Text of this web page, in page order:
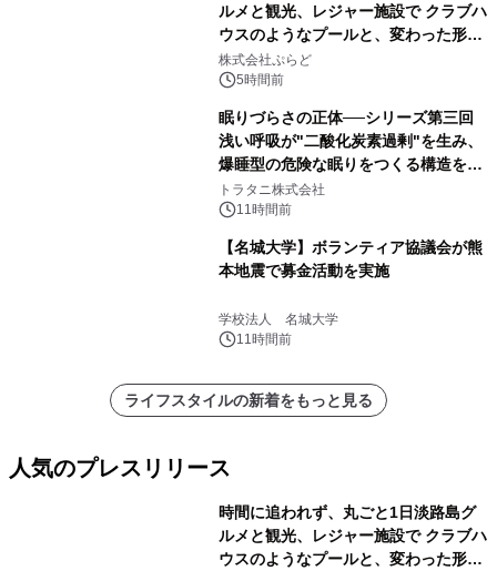
ルメと観光、レジャー施設で クラブハ
ウスのようなプールと、変わった形の
サウナも 「THE BOXY AWAJI」のお
得な素泊まり連泊プランで
株式会社ぷらど
5時間前
眠りづらさの正体──シリーズ第三回
浅い呼吸が"二酸化炭素過剰"を生み、
爆睡型の危険な眠りをつくる構造を解
説
トラタニ株式会社
11時間前
【名城大学】ボランティア協議会が熊
本地震で募金活動を実施
学校法人 名城大学
11時間前
ライフスタイルの新着をもっと見る
人気のプレスリリース
時間に追われず、丸ごと1日淡路島グ
ルメと観光、レジャー施設で クラブハ
ウスのようなプールと、変わった形の